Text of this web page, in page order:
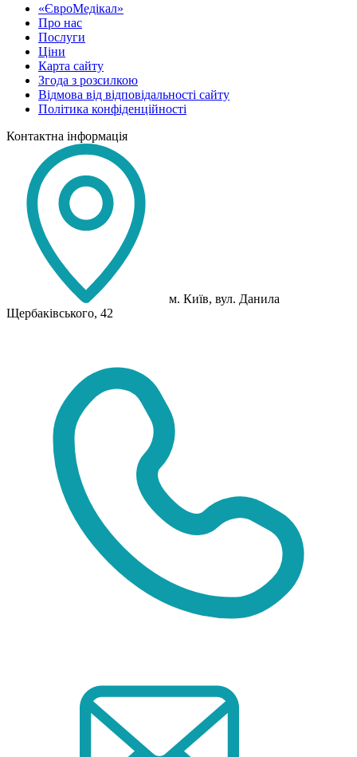
«ЄвроМедікал»
Про нас
Послуги
Ціни
Карта сайту
Згода з розсилкою
Відмова від відповідальності сайту
Політика конфіденційності
Контактна інформація
м. Київ, вул. Данила
Щербаківського, 42